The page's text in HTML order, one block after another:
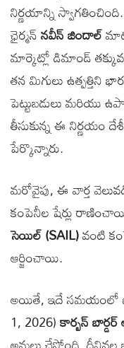
నిర్ణయాన్ని
ఛైర్మన్నవీన్ జిందాల్
మార్కెట్లో డిమాండ్
తన మిగులు ఉత్పత్తిని
పెట్టుబడులు మరియు
తీసుకున్న ఈ నిర్ణయం
పేర్కొన్నారు.
మరోవైపు, ఈ వార్త
కంపెనీల షేర్లు
సెయిల్ (SAIL)వంటి
ఆర్జించాయి.
అయితే, ఇదే సమయంలో
1, 2026)కార్బన్